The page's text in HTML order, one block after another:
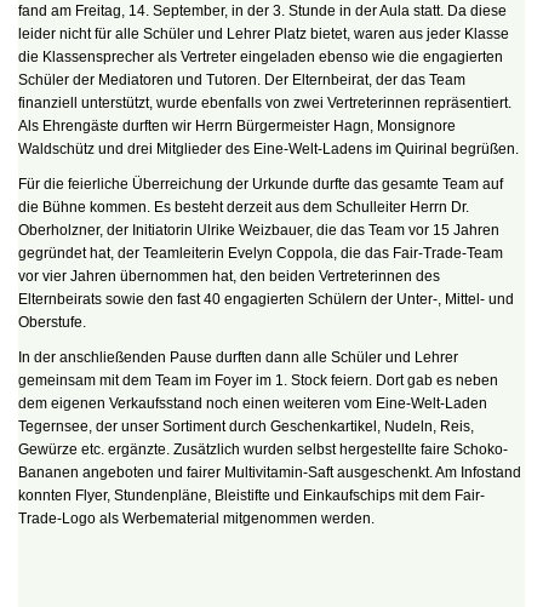
fand am Freitag, 14. September, in der 3. Stunde in der Aula statt. Da diese
leider nicht für alle Schüler und Lehrer Platz bietet, waren aus jeder Klasse
die Klassensprecher als Vertreter eingeladen ebenso wie die engagierten
Schüler der Mediatoren und Tutoren. Der Elternbeirat, der das Team
finanziell unterstützt, wurde ebenfalls von zwei Vertreterinnen repräsentiert.
Als Ehrengäste durften wir Herrn Bürgermeister Hagn, Monsignore
Waldschütz und drei Mitglieder des Eine-Welt-Ladens im Quirinal begrüßen.
Für die feierliche Überreichung der Urkunde durfte das gesamte Team auf
die Bühne kommen. Es besteht derzeit aus dem Schulleiter Herrn Dr.
Oberholzner, der Initiatorin Ulrike Weizbauer, die das Team vor 15 Jahren
gegründet hat, der Teamleiterin Evelyn Coppola, die das Fair-Trade-Team
vor vier Jahren übernommen hat, den beiden Vertreterinnen des
Elternbeirats sowie den fast 40 engagierten Schülern der Unter-, Mittel- und
Oberstufe.
In der anschließenden Pause durften dann alle Schüler und Lehrer
gemeinsam mit dem Team im Foyer im 1. Stock feiern. Dort gab es neben
dem eigenen Verkaufsstand noch einen weiteren vom Eine-Welt-Laden
Tegernsee, der unser Sortiment durch Geschenkartikel, Nudeln, Reis,
Gewürze etc. ergänzte. Zusätzlich wurden selbst hergestellte faire Schoko-
Bananen angeboten und fairer Multivitamin-Saft ausgeschenkt. Am Infostand
konnten Flyer, Stundenpläne, Bleistifte und Einkaufschips mit dem Fair-
Trade-Logo als Werbematerial mitgenommen werden.